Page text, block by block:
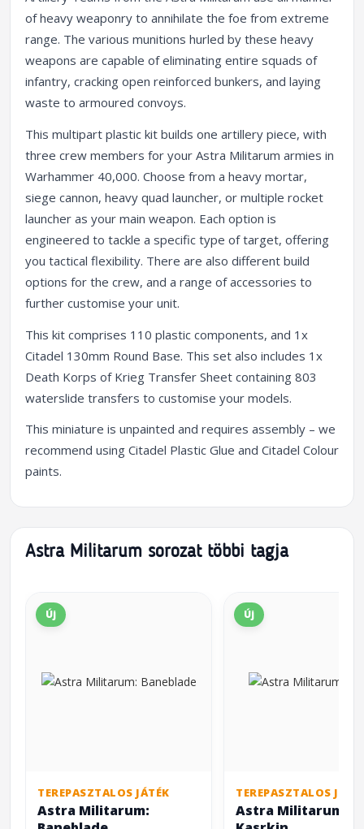
of heavy weaponry to annihilate the foe from extreme
range. The various munitions hurled by these heavy
weapons are capable of eliminating entire squads of
infantry, cracking open reinforced bunkers, and laying
waste to armoured convoys.
This multipart plastic kit builds one artillery piece, with
three crew members for your Astra Militarum armies in
Warhammer 40,000. Choose from a heavy mortar,
siege cannon, heavy quad launcher, or multiple rocket
launcher as your main weapon. Each option is
engineered to tackle a specific type of target, offering
you tactical flexibility. There are also different build
options for the crew, and a range of accessories to
further customise your unit.
This kit comprises 110 plastic components, and 1x
Citadel 130mm Round Base. This set also includes 1x
Death Korps of Krieg Transfer Sheet containing 803
waterslide transfers to customise your models.
This miniature is unpainted and requires assembly – we
recommend using Citadel Plastic Glue and Citadel Colour
paints.
Astra Militarum sorozat többi tagja
Új
TEREPASZTALOS JÁTÉK
Astra Militarum:
Új
TEREPASZTALOS
Astra Militarum: